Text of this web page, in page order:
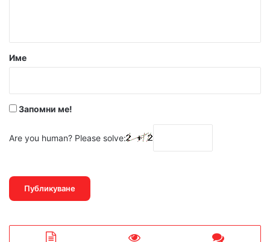
р
Име
Запомни ме!
Are you human? Please solve: